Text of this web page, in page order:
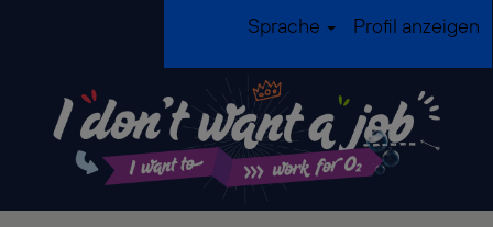
Sprache Profil anzeigen